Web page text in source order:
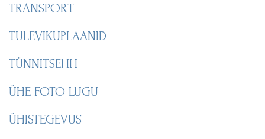
TRANSPORT
TULEVIKUPLAANID
TÜNNITSEHH
ÜHE FOTO LUGU
ÜHISTEGEVUS